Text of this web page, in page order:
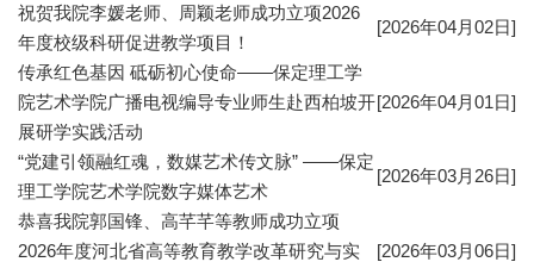
祝贺我院李媛老师、周颖老师成功立项2026
年度校级科研促进教学项目！
[2026年04月02日]
传承红色基因 砥砺初心使命——保定理工学
院艺术学院广播电视编导专业师生赴西柏坡开
展研学实践活动
[2026年04月01日]
“党建引领融红魂，数媒艺术传文脉” ——保定
理工学院艺术学院数字媒体艺术
[2026年03月26日]
恭喜我院郭国锋、高芊芊等教师成功立项
2026年度河北省高等教育教学改革研究与实
[2026年03月06日]